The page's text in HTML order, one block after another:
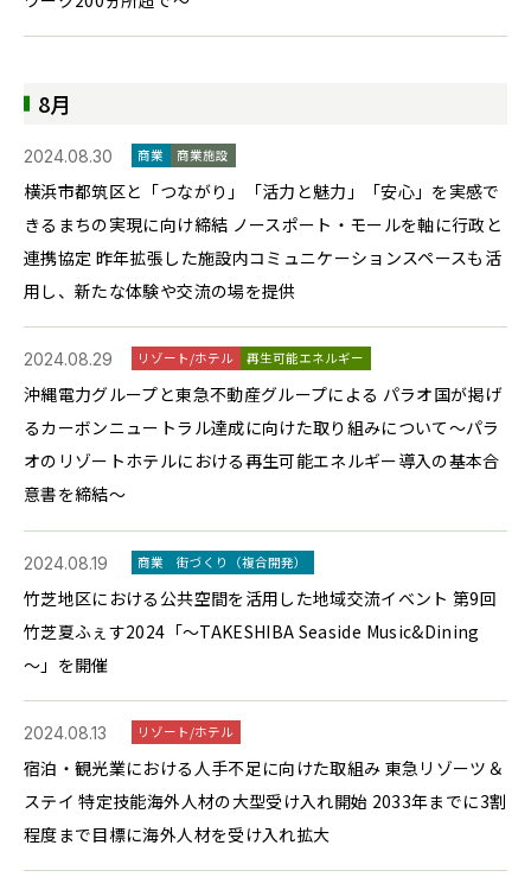
8月
2024.08.30 商業 商業施設
横浜市都筑区と「つながり」「活⼒と魅⼒」「安⼼」を実感で
きるまちの実現に向け締結 ノースポート・モールを軸に行政と
連携協定 昨年拡張した施設内コミュニケーションスペースも活
用し、新たな体験や交流の場を提供
2024.08.29 リゾート/ホテル 再生可能エネルギー
沖縄電力グループと東急不動産グループによる パラオ国が掲げ
るカーボンニュートラル達成に向けた取り組みについて～パラ
オのリゾートホテルにおける再生可能エネルギー導入の基本合
意書を締結～
2024.08.19 商業 街づくり（複合開発）
竹芝地区における公共空間を活用した地域交流イベント 第9回
竹芝夏ふぇす2024「～TAKESHIBA Seaside Music&Dining
～」を開催
2024.08.13 リゾート/ホテル
宿泊・観光業における人手不足に向けた取組み 東急リゾーツ＆
ステイ 特定技能海外人材の大型受け入れ開始 2033年までに3割
程度まで目標に海外人材を受け入れ拡大